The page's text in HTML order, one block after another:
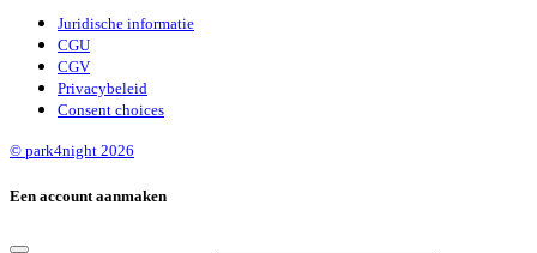
Juridische informatie
CGU
CGV
Privacybeleid
Consent choices
© park4night 2026
Een account aanmaken